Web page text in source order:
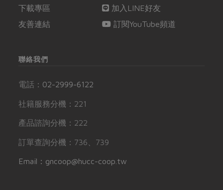
下載專區
友善連結
加入LINE好友
訂閱YouTube頻道
聯絡我們
電話： 02-2999-6122
社籍服務分機：221
產品諮詢分機：222
訂單查詢分機：736、739
Email：gncoop@hucc-coop.tw